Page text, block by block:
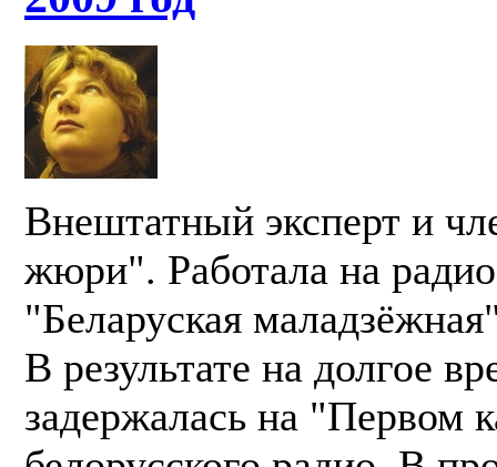
Внештатный эксперт и
жюри". Работала на
"Беларуская
В результате на долгое
задержалась на "Первом